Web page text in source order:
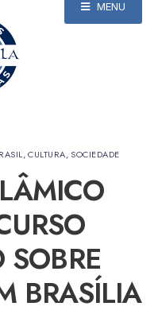
MENU
,CULTURA, SOCIEDADE
BRASÍLIA